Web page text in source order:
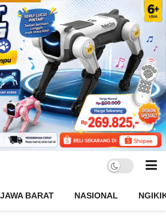
JAWA BARAT NASIONAL